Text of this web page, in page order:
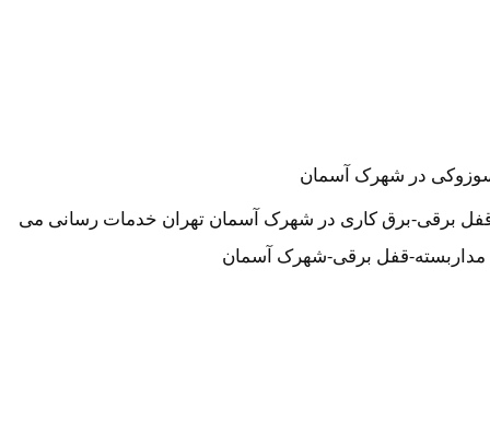
در شهرک آسمان
قفل برقی-برق کاری در شهرک آسمان تهران خدمات رسانی می
مداربسته-قفل برقی-شهرک آسمان